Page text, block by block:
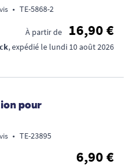
• TE-5868-2
À partir de 16,90 €
, expédié le lundi 10 août 2026
pour
• TE-23895
6,90 €